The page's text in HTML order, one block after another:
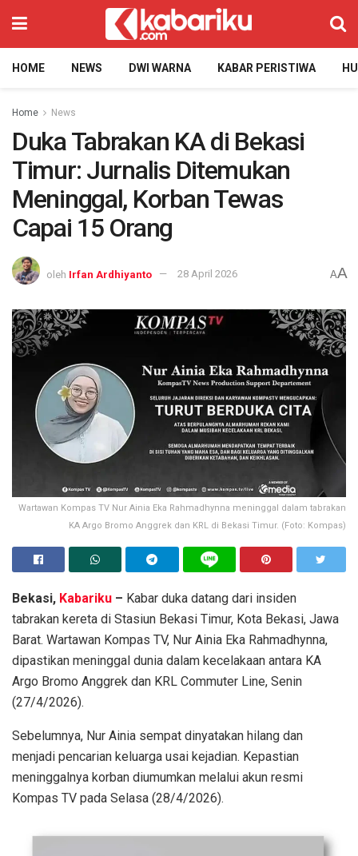
HOME NEWS DWI WARNA KABAR PERISTIWA
Home News
Duka Tabrakan KA di Bekasi
Timur: Jurnalis Ditemukan
Meninggal, Korban Tewas
Capai 15 Orang
oleh Irfan Ardhiyanto 28 April 2026 AA
Wartawan Kompas TV Nur Ainia Eka Rahmadhynna meninggal dalam tabrakan
KA Argo Bromo Anggrek dan KRL di Bekasi Timur. (Foto: Kompas)
Bekasi, Kabariku – Kabar duka datang dari insiden
tabrakan kereta di Stasiun Bekasi Timur, Kota Bekasi, Jawa
Barat. Wartawan Kompas TV, Nur Ainia Eka Rahmadhynna,
dipastikan meninggal dunia dalam kecelakaan antara KA
Argo Bromo Anggrek dan KRL Commuter Line, Senin
(27/4/2026).
Sebelumnya, Nur Ainia sempat dinyatakan hilang dan
menjadi pencarian keluarga usai kejadian. Kepastian
meninggalnya korban diumumkan melalui akun resmi
Kompas TV pada Selasa (28/4/2026).